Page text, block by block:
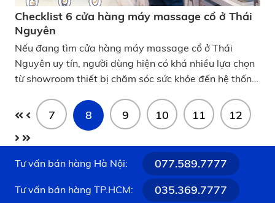
Checklist 6 cửa hàng máy massage cổ ở Thái
Nguyên
Nếu đang tìm cửa hàng máy massage cổ ở Thái
Nguyên uy tín, người dùng hiện có khá nhiều lựa chọn
từ showroom thiết bị chăm sóc sức khỏe đến hệ thống
nhiều khách hàng quan tâm khi muốn mua máy
massage cổ vai gáy chính hãng, có bảo hành rõ ràng
và dễ trải nghiệm trực tiếp trước khi mua. Checklist 6
cửa hàng máy massage cổ ở Thái Nguyên
7 8 9 10 11 12
Tư vấn bán hàng Hà Nội: 077.589.7777
Tư vấn bán hàng TP.HCM: 035.369.7777